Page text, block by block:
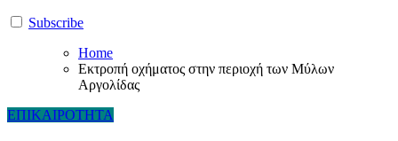
Subscribe
Home
Εκτροπή οχήματος στην περιοχή των Μύλων
Αργολίδας
ΕΠΙΚΑΙΡΟΤΗΤΑ